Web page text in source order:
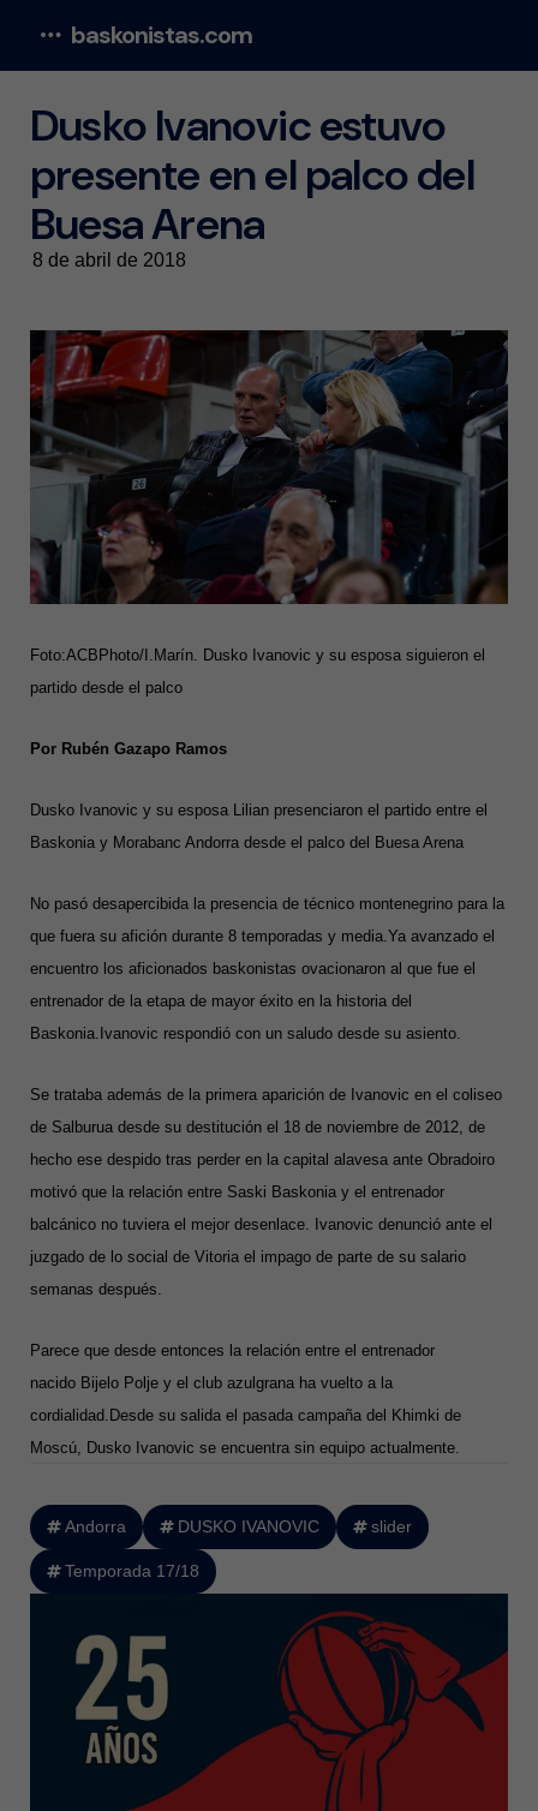
baskonistas.com
Dusko Ivanovic estuvo
presente en el palco del
Buesa Arena
8 de abril de 2018
Foto:ACBPhoto/I.Marín. Dusko Ivanovic y su esposa siguieron el
partido desde el palco
Por Rubén Gazapo Ramos
Dusko Ivanovic y su esposa Lilian presenciaron el partido entre el
Baskonia y Morabanc Andorra desde el palco del Buesa Arena
No pasó desapercibida la presencia de técnico montenegrino para la
que fuera su afición durante 8 temporadas y media.Ya avanzado el
encuentro los aficionados baskonistas ovacionaron al que fue el
entrenador de la etapa de mayor éxito en la historia del
Baskonia.Ivanovic respondió con un saludo desde su asiento.
Se trataba además de la primera aparición de Ivanovic en el coliseo
de Salburua desde su destitución el 18 de noviembre de 2012, de
hecho ese despido tras perder en la capital alavesa ante Obradoiro
motivó que la relación entre Saski Baskonia y el entrenador
balcánico no tuviera el mejor desenlace. Ivanovic denunció ante el
juzgado de lo social de Vitoria el impago de parte de su salario
semanas después.
Parece que desde entonces la relación entre el entrenador
nacido Bijelo Polje y el club azulgrana ha vuelto a la
cordialidad. Desde su salida el pasada campaña del Khimki de
Moscú, Dusko Ivanovic se encuentra sin equipo actualmente.
Andorra DUSKO IVANOVIC slider
Temporada 17/18